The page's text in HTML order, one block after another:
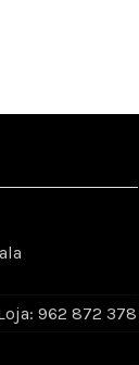
962 872 378